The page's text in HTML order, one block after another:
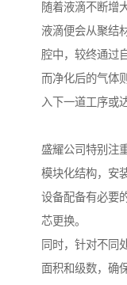
随着液滴不断增
液滴便会从聚结
腔中，较终通过
而净化后的气体
入下一道工序或
盛耀公司特别注
模块化结构，安
设备配备有必要
芯更换。
同时，针对不同
面积和级数，确